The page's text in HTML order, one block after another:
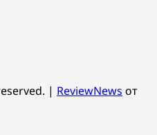
| ReviewNews от